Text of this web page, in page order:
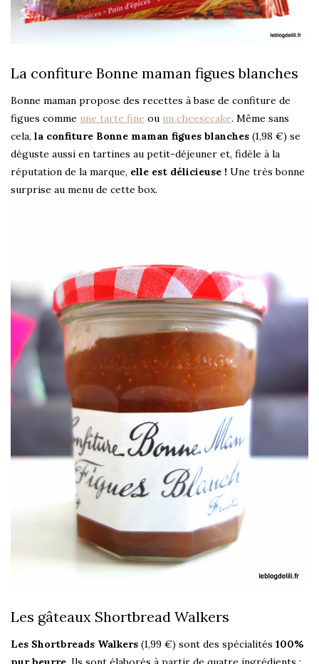
La confiture Bonne maman figues blanches
Bonne maman propose des recettes à base de confiture de
figues comme une tarte fine ou un cheesecake. Même sans
cela, la confiture Bonne maman figues blanches (1,98 €) se
déguste aussi en tartines au petit-déjeuner et, fidèle à la
réputation de la marque, elle est délicieuse ! Une très bonne
surprise au menu de cette box.
Les gâteaux Shortbread Walkers
Les Shortbreads Walkers (1,99 €) sont des spécialités 100%